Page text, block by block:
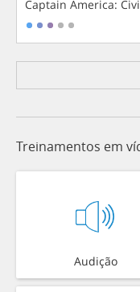
Captain America:
Treinamentos em
Audição